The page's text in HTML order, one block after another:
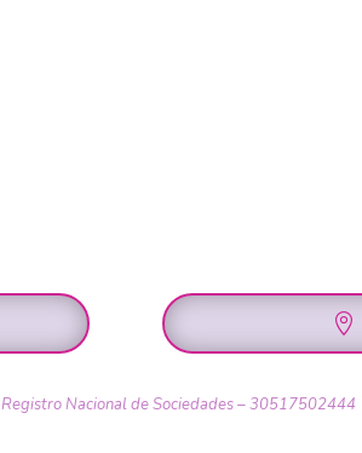
Registro Nacional de Sociedades – 30517502444